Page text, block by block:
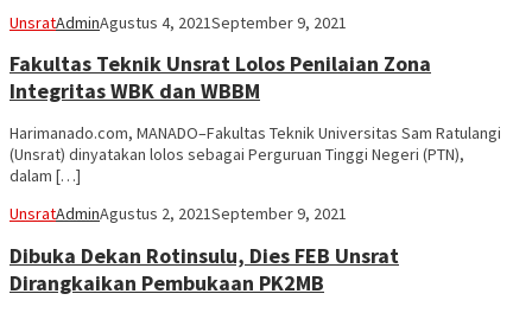
UnsratAdminAgustus 4, 2021September 9, 2021
Fakultas Teknik Unsrat Lolos Penilaian Zona
Integritas WBK dan WBBM
Harimanado.com, MANADO–Fakultas Teknik Universitas Sam Ratulangi
(Unsrat) dinyatakan lolos sebagai Perguruan Tinggi Negeri (PTN),
dalam […]
UnsratAdminAgustus 2, 2021September 9, 2021
Dibuka Dekan Rotinsulu, Dies FEB Unsrat
Dirangkaikan Pembukaan PK2MB